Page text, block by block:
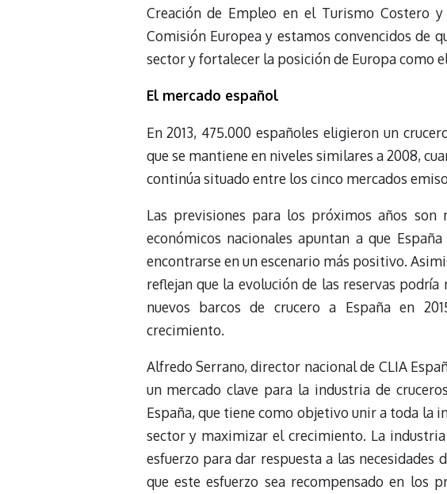
Creación de Empleo en el Turismo Costero
Comisión Europea y estamos convencidos de
sector y fortalecer la posición de Europa como
El mercado español
En 2013, 475.000 españoles eligieron un
que se mantiene en niveles similares a 2008,
continúa situado entre los cinco mercados
Las previsiones para los próximos años son
económicos nacionales apuntan a que
encontrarse en un escenario más positivo.
reflejan que la evolución de las reservas
nuevos barcos de crucero a España en
crecimiento.
Alfredo Serrano, director nacional de CLIA
un mercado clave para la industria de
España, que tiene como objetivo unir a toda la
sector y maximizar el crecimiento. La
esfuerzo para dar respuesta a las necesidades
que este esfuerzo sea recompensado en los